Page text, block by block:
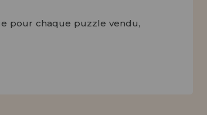
pour chaque puzzle vendu,